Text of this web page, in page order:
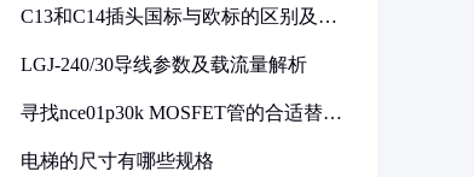
C13和C14插头国标与欧标的区别及其
LGJ-240/30导线参数及载流量解析
寻找nce01p30k MOSFET管的合适替代
电梯的尺寸有哪些规格